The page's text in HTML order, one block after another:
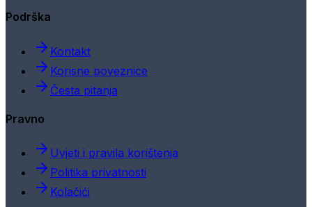
Podrška
Kontakt
Korisne poveznice
Česta pitanja
Pravno
Uvjeti i pravila korištenja
Politika privatnosti
Kolačići